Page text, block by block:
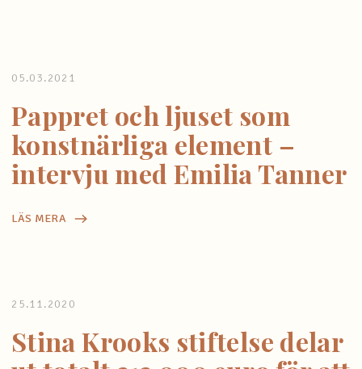
05.03.2021
Pappret och ljuset som
konstnärliga element –
intervju med Emilia Tanner
LÄS MERA
25.11.2020
Stina Krooks stiftelse delar